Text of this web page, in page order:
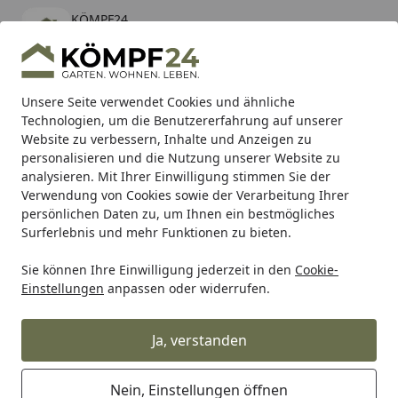
Unsere Seite verwendet Cookies und ähnliche
Technologien, um die Benutzererfahrung auf unserer
Website zu verbessern, Inhalte und Anzeigen zu
personalisieren und die Nutzung unserer Website zu
analysieren. Mit Ihrer Einwilligung stimmen Sie der
Verwendung von Cookies sowie der Verarbeitung Ihrer
persönlichen Daten zu, um Ihnen ein bestmögliches
Surferlebnis und mehr Funktionen zu bieten.
Sie können Ihre Einwilligung jederzeit in den Cookie-
Einstellungen anpassen oder widerrufen.
Ja, verstanden
Nein, Einstellungen öffnen
KÖMPF24
kostenlos - Im App Store
Hotline
Alle Produkte
Mein Konto
Suchen
Karibu Pools inkl. gratis Sandfilteranlage & Pool-
Starterset (Gesamtwert bis 468,99€)
Startseite
Alles für den Garten Hochbeet, Pflanzkasten & mehr!
Karibu Hochbeet 2 - 835 l
Fassungsvermögen, 19 mm
Wandstärke